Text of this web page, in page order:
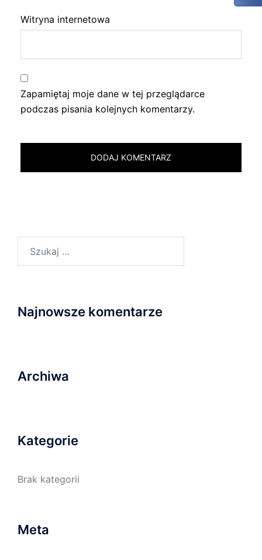
Witryna internetowa
Zapamiętaj moje dane w tej przeglądarce
podczas pisania kolejnych komentarzy.
Najnowsze komentarze
Archiwa
Kategorie
Brak kategorii
Meta